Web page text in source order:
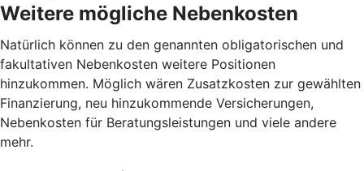
Weitere mögliche Nebenkosten
Natürlich können zu den genannten obligatorischen und
fakultativen Nebenkosten weitere Positionen
hinzukommen. Möglich wären Zusatzkosten zur gewählten
Finanzierung, neu hinzukommende Versicherungen,
Nebenkosten für Beratungsleistungen und viele andere
mehr.